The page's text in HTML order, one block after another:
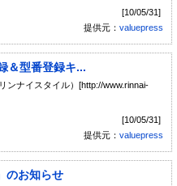
[10/05/31]
提供元： valuepress
＆型番登録キ...
ンナイスタイル）[http://www.rinnai-
[10/05/31]
提供元： valuepress
のお知らせ